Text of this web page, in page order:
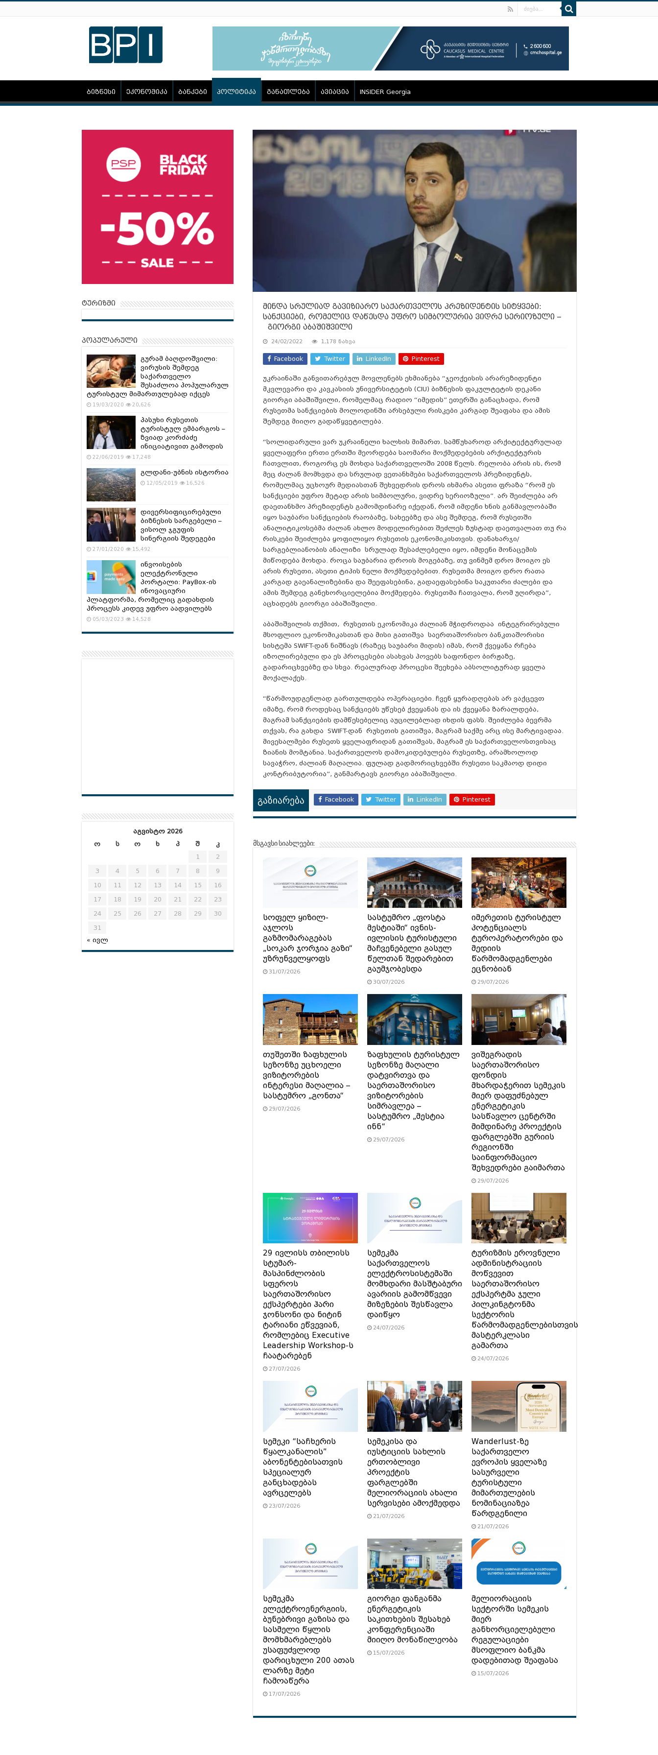
ბიზნესი ეკონომიკა ბანკები პოლიტიკა განათლება ავიაცია INSIDER Georgia
მინდა სრულიად გავიზიარო საქართველოს პრეზიდენტის სიტყვები:
სანქციები, რომელიც დაწესდა უფრო სიმბოლურია ვიდრე სერიოზული –
გიორგი აბაშიშვილი
24/02/2022 1,178 ნახვა
Facebook Twitter LinkedIn Pinterest
უკრაინაში განვითარებულ მოვლენებს ეხმიანება “ჯეოქეისის არარეზიდენტი
მკვლევარი და კავკასიის უნივერსიტეტის (СIU) ბიზნესის ფაკულტეტის დეკანი
გიორგი აბაშიშვილი, რომელმაც რადიო “იმედის” ეთერში განაცხადა, რომ
რუსეთმა სანქციების მოლოდინში არსებული რისკები კარგად შეაფასა და ამის
შემდეგ მიიღო გადაწყვეტილება.
“სოლიდარული ვარ უკრაინელი ხალხის მიმართ. სამწუხაროდ არქიტექტურულად
ყველაფერი ერთი ერთში მეორდება საომარი მოქმედებების არქიტექტურის
ჩათვლით, როგორც ეს მოხდა საქართველოში 2008 წელს. რელობა არის ის, რომ
მეც ძალან მომხვდა და სრულად ვეთანხმები საქართველოს პრეზიდენტს,
რომელმაც უცხოურ მედიასთან შეხვედრის დროს იხმარა ასეთი ფრაზა “რომ ეს
სანქციები უფრო მეტად არის სიმბოლური, ვიდრე სერიოზული”. არ შეიძლება არ
დაეთანხმო პრეზიდენტს გამომდინარე იქედან, რომ იმდენი ხნის განმავლობაში
იყო საუბარი სანქციების რაობაზე, სახეებზე და ასე შემდეგ, რომ რუსეთში
ანალიტიკოსებმა ძალან ახლო მოდელირებით შეძლეს ზუსტად დაეთვალათ თუ რა
რისკები შეიძლება ყოფილიყო რუსეთის ეკონომიკისთვის. დანახარჯი/
სარგებლიანობის ანალიზი სრულად შესაძლებელი იყო, იმდენი მონაცემის
მიწოდება მოხდა. როცა საუბარია დროის მოგებაზე, თუ ვინმემ დრო მოიგო ეს
არის რუსეთი, ასეთი ტიპის ნელი მოქმედებებით. რუსეთმა მოიგო დრო რათა
კარგად გაეანალიზებინა და შეეფასებინა, გადაეფასებინა საკუთარი ძალები და
ამის შემდეგ განეხორციელებია მოქმედება. რუსეთმა ჩათვალა, რომ უღირდა”,
აცხადებს გიორგი აბაშიშვილი.
აბაშიშვილის თქმით, რუსეთის ეკონომიკა ძალიან მჭიდროდაა ინტეგრირებული
მსოფლიო ეკონომიკასთან და მისი გათიშვა საერთაშორისო ბანკთაშორისი
სისტემა SWIFT-დან ნიშნავს (რაზეც საუბარი მიდის) იმას, რომ ქვეყანა რჩება
იზოლირებული და ეს პროცესები ასახვას პოვებს საფონდო ბირჟაზე,
გადარიცხვებზე და სხვა. რეალურად პროცესი შეეხება აბსოლიტურად ყველა
მოქალაქეს.
“წარმოუდგენლად გართულდება ოპერაციები. ჩვენ ყურადღებას არ ვაქცევთ
იმაზე, რომ როდესაც სანქციებს უწესებ ქვეყანას და ის ქვეყანა ზარალდება,
მაგრამ სანქციების დამწესებელიც აუცილებლად იხდის ფასს. შეიძლება ბევრმა
თქვას, რა გახდა SWIFT-დან რუსეთის გათიშვა, მაგრამ საქმე არც ისე მარტივადაა.
მივესალმები რუსეთს ყველაფრიდან გათიშვას, მაგრამ ეს საქართველოსთვისაც
ზიანის მომტანია. საქართველოს დამოკიდებულება რუსეთზე, არამხოლოდ
სავაჭრო, ძალიან მაღალია. ფულად გადმორიცხვებში რუსეთი საკმაოდ დიდი
კონტრიბუტორია”, განმარტავს გიორგი აბაშიშვილი.
გაზიარება Facebook Twitter LinkedIn Pinterest
მსგავსი სიახლეები:
სოფელ ყიზილ-
აჯლოს
გაზმომარაგებას
„სოკარ ჯორჯია გაზი“
უზრუნველყოფს
31/07/2026
სასტუმრო „ფოსტა
მესტიაში“ ივნის-
ივლისის ტურისტული
მაჩვენებელი გასულ
წელთან შედარებით
გაუმჯობესდა
30/07/2026
იმერეთის ტურისტულ
პოტენციალს
ტუროპერატორები და
მედიის
წარმომადგენლები
ეცნობიან
29/07/2026
თუშეთში ზაფხულის
სეზონზე უცხოელი
ვიზიტორების
ინტერესი მაღალია –
სასტუმრო „გონთა“
29/07/2026
ზაფხულის ტურისტულ
სეზონზე მაღალი
დატვირთვა და
საერთაშორისო
ვიზიტორების
სიმრავლეა –
სასტუმრო „მესტია
ინნ“
29/07/2026
ვიშეგრადის
საერთაშორისო
ფონდის
მხარდაჭერით სემეკის
მიერ დაფუძნებულ
ენერგეტიკის
სასწავლო ცენტრში
მიმდინარე პროექტის
ფარგლებში გურიის
რეგიონში
საინფორმაციო
შეხვედრები გაიმართა
29/07/2026
29 ივლისს თბილისს
სტუმარ-
მასპინძლობის
სფეროს
საერთაშორისო
ექსპერტები ჰარი
ჯონსონი და ნიტინ
ტარიანი ეწვევიან,
რომლებიც Executive
Leadership Workshop-ს
ჩაატარებენ
27/07/2026
სემეკმა
საქართველოს
ელექტროსისტემაში
მომხდარი მასშტაბური
ავარიის გამომწვევი
მიზეზების შესწავლა
დაიწყო
24/07/2026
ტურიზმის ეროვნული
ადმინისტრაციის
მოწვევით
საერთაშორისო
ექსპერტმა ჯული
პილკინგტონმა
სექტორის
წარმომადგენლებისთვის
მასტერკლასი
გამართა
24/07/2026
სემეკი “საჩხერის
წყალკანალის”
აბონენტებისათვის
სპეციალურ
განცხადებას
ავრცელებს
23/07/2026
სემეკისა და
იუსტიციის სახლის
ერთობლივი
პროექტის
ფარგლებში
მელიორაციის ახალი
სერვისები ამოქმედდა
21/07/2026
Wanderlust-ზე
საქართველო
ევროპის ყველაზე
სასურველი
ტურისტული
მიმართულების
ნომინაციაზეა
წარდგენილი
21/07/2026
სემეკმა
ელექტროენერგიის,
ბუნებრივი გაზისა და
სასმელი წყლის
მომხმარებლებს
უსაფუძვლოდ
დარიცხული 200 ათას
ლარზე მეტი
ჩამოაწერა
17/07/2026
გიორგი ფანგანმა
ენერგეტიკის
საკითხების შესახებ
კონფერენციაში
მიიღო მონაწილეობა
15/07/2026
მელიორაციის
სექტორში სემეკის
მიერ
განხორციელებული
რეგულაციები
მსოფლიო ბანკმა
დადებითად შეაფასა
15/07/2026
ტურიზმი
პოპულარული
გურამ ბაღდოშვილი:
ვირუსის შემდეგ
საქართველო
შესაძლოა პოპულარულ
ტურისტულ მიმართულებად იქცეს
19/03/2020 20,626
პასუხი რუსეთის
ტურისტულ ემბარგოს –
ზვიად კორძაძე
ინიციატივით გამოდის
22/06/2019 17,248
გლდანი-უბნის ისტორია
12/05/2019 16,526
დივერსიფიცირებული
ბიზნესის სარგებელი –
ვისოლ ჯგუფის
სინერგიის შედეგები
27/01/2020 15,492
ინვოისების
ელექტრონული
პორტალი: PayBox-ის
ინოვაციური
პლატფორმა, რომელიც გადახდის
პროცესს კიდევ უფრო აადვილებს
05/03/2023 14,528
აგვისტო 2026
ო
ს ო ხ პ შ
კ
1
2
3
4 5 6 7 8
9
10
11 12 13 14 15
16
17
18 19 20 21 22
23
24
25 26 27 28 29
30
31
« ივლ